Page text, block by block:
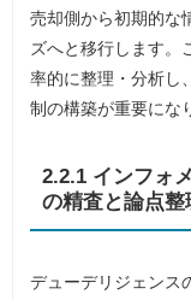
売却側から初期的な
ズへと移行します。
率的に整理・分析し
制の構築が重要にな
2.2.1 インフォ
の精査と論点整
デューデリジェンス